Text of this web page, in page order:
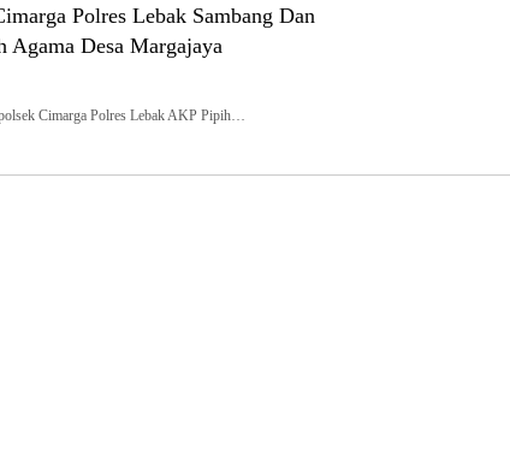
Polres Lebak Sambang Dan
Agama Desa Margajaya
Cimarga Polres Lebak AKP Pipih…